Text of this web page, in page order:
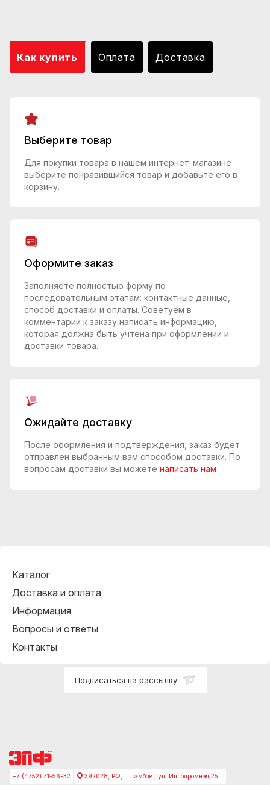
Как купить Оплата Доставка
Выберите товар
Для покупки товара в нашем интернет-магазине
выберите понравившийся товар и добавьте его в
корзину.
Оформите заказ
Заполняете полностью форму по
последовательным этапам: контактные данные,
способ доставки и оплаты. Советуем в
комментарии к заказу написать информацию,
которая должна быть учтена при оформлении и
доставки товара.
Ожидайте доставку
После оформления и подтверждения, заказ будет
отправлен выбранным вам способом доставки. По
вопросам доставки вы можете написать нам
Каталог
Доставка и оплата
Информация
Вопросы и ответы
Контакты
Подписаться на рассылку
+7 (4752) 71-56-32 392028, РФ, г. Тамбов , ул. Ипподромная,25 Г